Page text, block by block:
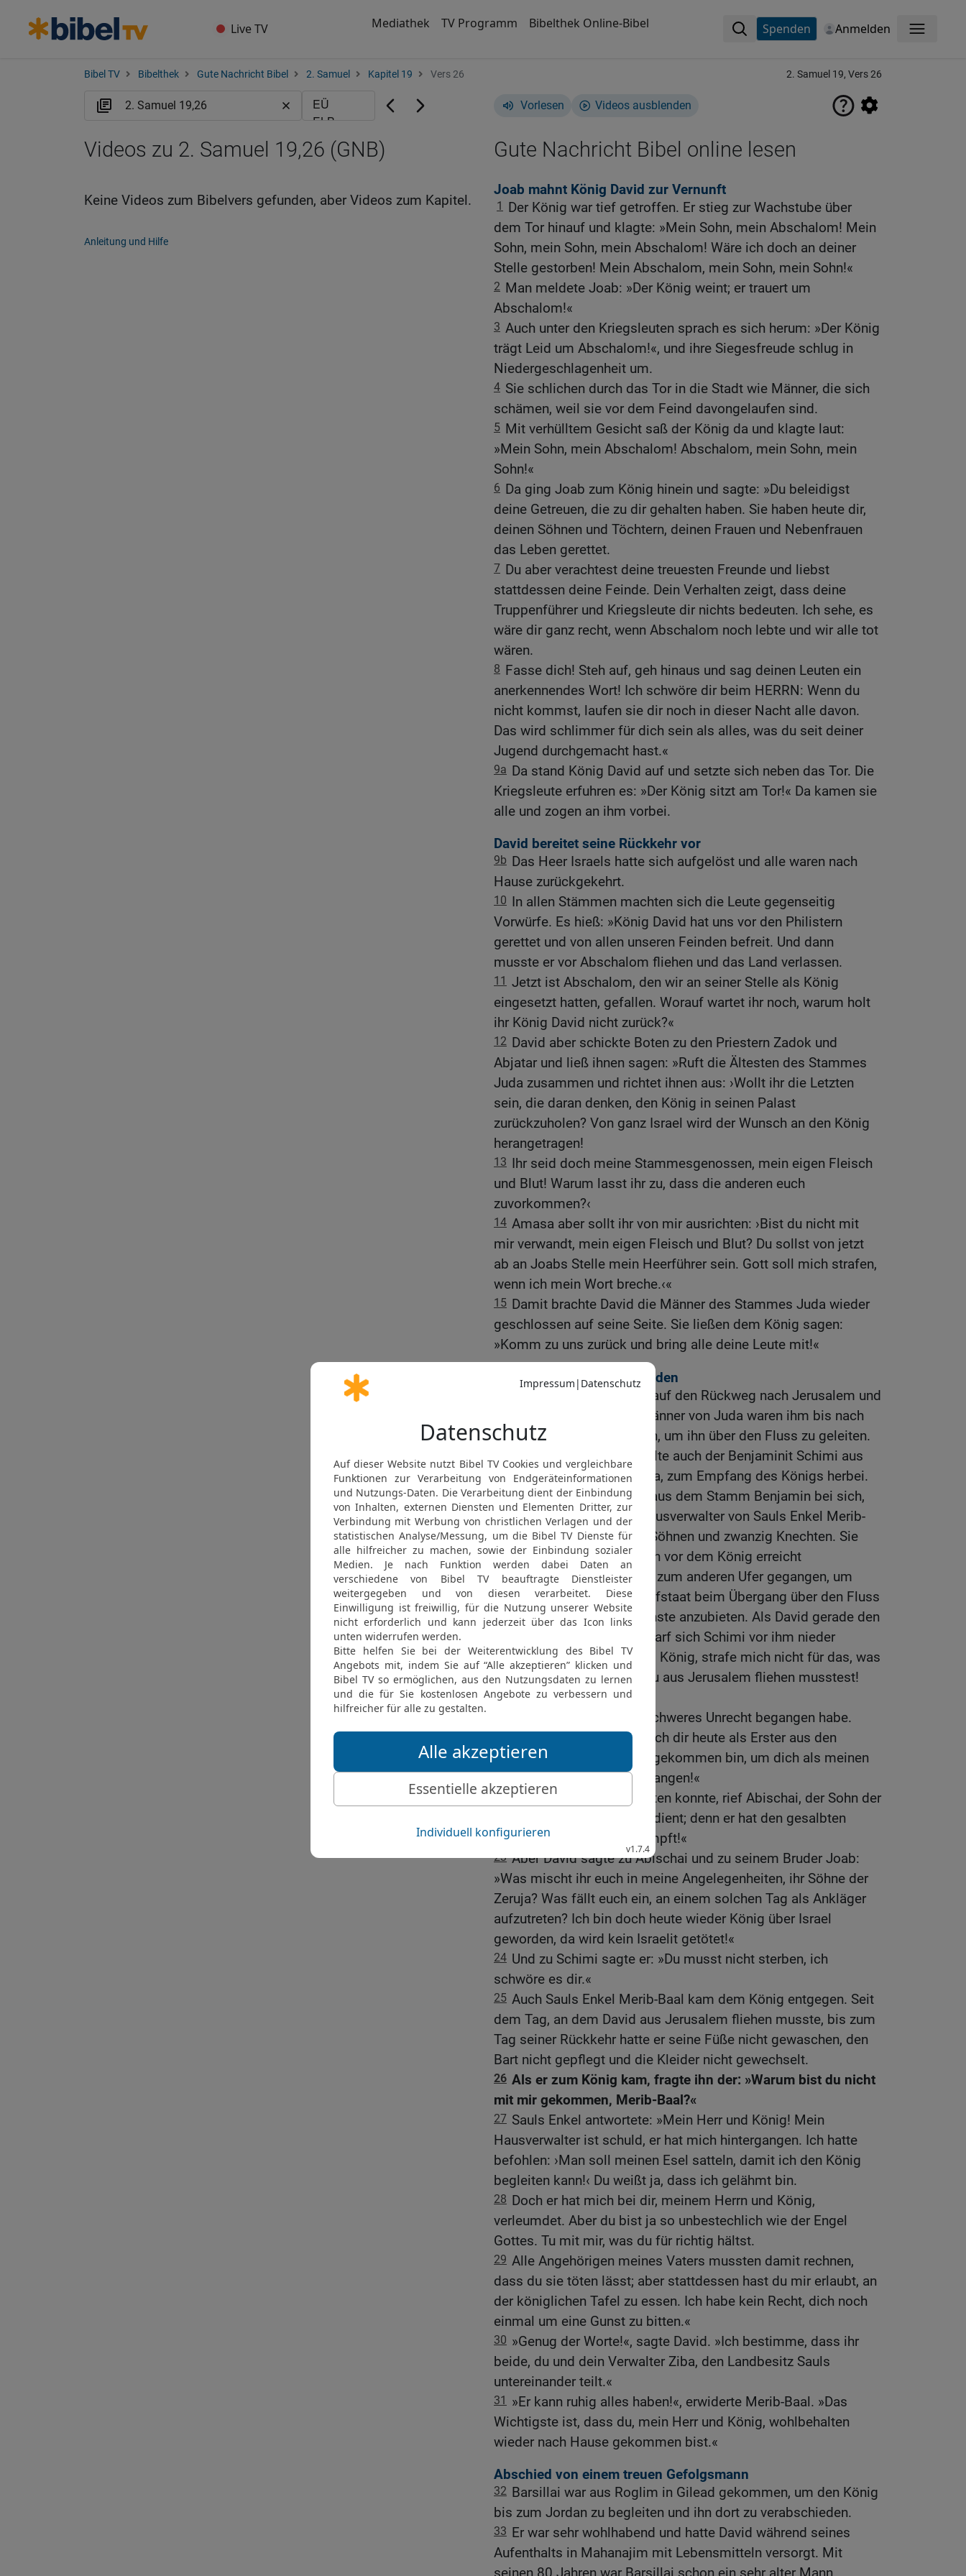
Live TV Mediathek TV Programm Bibelthek Online-Bibel Spenden Anmelden Menü
Bibel TV Bibelthek Gute Nachricht Bibel 2. Samuel Kapitel 19 Vers 26 2. Samuel 19, Vers 26
Vorlesen Videos ausblenden
Gute Nachricht Bibel online lesen
Joab mahnt König David zur Vernunft
1
Der König war tief getroffen. Er stieg zur Wachstube über
dem Tor hinauf und klagte: »Mein Sohn, mein Abschalom! Mein
Sohn, mein Sohn, mein Abschalom! Wäre ich doch an deiner
Stelle gestorben! Mein Abschalom, mein Sohn, mein Sohn!«
2 Man meldete Joab: »Der König weint; er trauert um
Abschalom!«
3 Auch unter den Kriegsleuten sprach es sich herum: »Der König
trägt Leid um Abschalom!«, und ihre Siegesfreude schlug in
Niedergeschlagenheit um.
4 Sie schlichen durch das Tor in die Stadt wie Männer, die sich
schämen, weil sie vor dem Feind davongelaufen sind.
5 Mit verhülltem Gesicht saß der König da und klagte laut:
»Mein Sohn, mein Abschalom! Abschalom, mein Sohn, mein
Sohn!«
6 Da ging Joab zum König hinein und sagte: »Du beleidigst
deine Getreuen, die zu dir gehalten haben. Sie haben heute dir,
deinen Söhnen und Töchtern, deinen Frauen und Nebenfrauen
das Leben gerettet.
7 Du aber verachtest deine treuesten Freunde und liebst
stattdessen deine Feinde. Dein Verhalten zeigt, dass deine
Truppenführer und Kriegsleute dir nichts bedeuten. Ich sehe, es
wäre dir ganz recht, wenn Abschalom noch lebte und wir alle tot
wären.
8 Fasse dich! Steh auf, geh hinaus und sag deinen Leuten ein
anerkennendes Wort! Ich schwöre dir beim HERRN: Wenn du
nicht kommst, laufen sie dir noch in dieser Nacht alle davon.
Das wird schlimmer für dich sein als alles, was du seit deiner
Jugend durchgemacht hast.«
9a Da stand König David auf und setzte sich neben das Tor. Die
Kriegsleute erfuhren es: »Der König sitzt am Tor!« Da kamen sie
alle und zogen an ihm vorbei.
David bereitet seine Rückkehr vor
9b Das Heer Israels hatte sich aufgelöst und alle waren nach
Hause zurückgekehrt.
10 In allen Stämmen machten sich die Leute gegenseitig
Vorwürfe. Es hieß: »König David hat uns vor den Philistern
gerettet und von allen unseren Feinden befreit. Und dann
musste er vor Abschalom fliehen und das Land verlassen.
11 Jetzt ist Abschalom, den wir an seiner Stelle als König
eingesetzt hatten, gefallen. Worauf wartet ihr noch, warum holt
ihr König David nicht zurück?«
12 David aber schickte Boten zu den Priestern Zadok und
Abjatar und ließ ihnen sagen: »Ruft die Ältesten des Stammes
Juda zusammen und richtet ihnen aus: ›Wollt ihr die Letzten
sein, die daran denken, den König in seinen Palast
zurückzuholen? Von ganz Israel wird der Wunsch an den König
herangetragen!
13 Ihr seid doch meine Stammesgenossen, mein eigen Fleisch
und Blut! Warum lasst ihr zu, dass die anderen euch
zuvorkommen?‹
14 Amasa aber sollt ihr von mir ausrichten: ›Bist du nicht mit
mir verwandt, mein eigen Fleisch und Blut? Du sollst von jetzt
ab an Joabs Stelle mein Heerführer sein. Gott soll mich strafen,
wenn ich mein Wort breche.‹«
15 Damit brachte David die Männer des Stammes Juda wieder
geschlossen auf seine Seite. Sie ließen dem König sagen:
»Komm zu uns zurück und bring alle deine Leute mit!«
David verzeiht seinen Feinden
Der König machte sich auf den Rückweg nach Jerusalem und
kam an den Jordan. Die Männer von Juda waren ihm bis nach
Gilgal entgegengekommen, um ihn über den Fluss zu geleiten.
Zusammen mit ihnen eilte auch der Benjaminit Schimi aus
Bahurim, der Sohn von Gera, zum Empfang des Königs herbei.
18 Er hatte tausend Mann aus dem Stamm Benjamin bei sich,
darunter auch Ziba, den Hausverwalter von Sauls Enkel Merib-
Baal, mit seinen fünfzehn Söhnen und zwanzig Knechten. Sie
alle hatten den Jordan noch vor dem König erreicht
19 und waren über die Furt zum anderen Ufer gegangen, um
dem König und seinem Hofstaat beim Übergang über den Fluss
zu helfen und ihm ihre Dienste anzubieten. Als David gerade den
Fluss überqueren wollte, warf sich Schimi vor ihm nieder
20 und bat: »Mein Herr und König, strafe mich nicht für das, was
ich dir angetan habe, als du aus Jerusalem fliehen musstest!
Trage es mir nicht nach!
Ich weiß, dass ich ein schweres Unrecht begangen habe.
Halte es mir zugute, dass ich dir heute als Erster aus den
Josefsstämmen entgegengekommen bin, um dich als meinen
königlichen Herrn zu empfangen!«
22 Bevor der König antworten konnte, rief Abischai, der Sohn der
Zeruja: »Er hat den Tod verdient; denn er hat den gesalbten
König des HERRN beschimpft!«
23 Aber David sagte zu Abischai und zu seinem Bruder Joab:
»Was mischt ihr euch in meine Angelegenheiten, ihr Söhne der
Zeruja? Was fällt euch ein, an einem solchen Tag als Ankläger
aufzutreten? Ich bin doch heute wieder König über Israel
geworden, da wird kein Israelit getötet!«
24 Und zu Schimi sagte er: »Du musst nicht sterben, ich
schwöre es dir.«
25 Auch Sauls Enkel Merib-Baal kam dem König entgegen. Seit
dem Tag, an dem David aus Jerusalem fliehen musste, bis zum
Tag seiner Rückkehr hatte er seine Füße nicht gewaschen, den
Bart nicht gepflegt und die Kleider nicht gewechselt.
26 Als er zum König kam, fragte ihn der: »Warum bist du nicht
mit mir gekommen, Merib-Baal?«
27 Sauls Enkel antwortete: »Mein Herr und König! Mein
Hausverwalter ist schuld, er hat mich hintergangen. Ich hatte
befohlen: ›Man soll meinen Esel satteln, damit ich den König
begleiten kann!‹ Du weißt ja, dass ich gelähmt bin.
28 Doch er hat mich bei dir, meinem Herrn und König,
verleumdet. Aber du bist ja so unbestechlich wie der Engel
Gottes. Tu mit mir, was du für richtig hältst.
29 Alle Angehörigen meines Vaters mussten damit rechnen,
dass du sie töten lässt; aber stattdessen hast du mir erlaubt, an
der königlichen Tafel zu essen. Ich habe kein Recht, dich noch
einmal um eine Gunst zu bitten.«
30 »Genug der Worte!«, sagte David. »Ich bestimme, dass ihr
beide, du und dein Verwalter Ziba, den Landbesitz Sauls
untereinander teilt.«
31 »Er kann ruhig alles haben!«, erwiderte Merib-Baal. »Das
Wichtigste ist, dass du, mein Herr und König, wohlbehalten
wieder nach Hause gekommen bist.«
Abschied von einem treuen Gefolgsmann
32 Barsillai war aus Roglim in Gilead gekommen, um den König
bis zum Jordan zu begleiten und ihn dort zu verabschieden.
33 Er war sehr wohlhabend und hatte David während seines
Aufenthalts in Mahanajim mit Lebensmitteln versorgt. Mit
seinen 80 Jahren war Barsillai schon ein sehr alter Mann.
Videos zu 2. Samuel 19,26 (GNB)
Keine Videos zum Bibelvers gefunden, aber Videos zum Kapitel.
Anleitung und Hilfe